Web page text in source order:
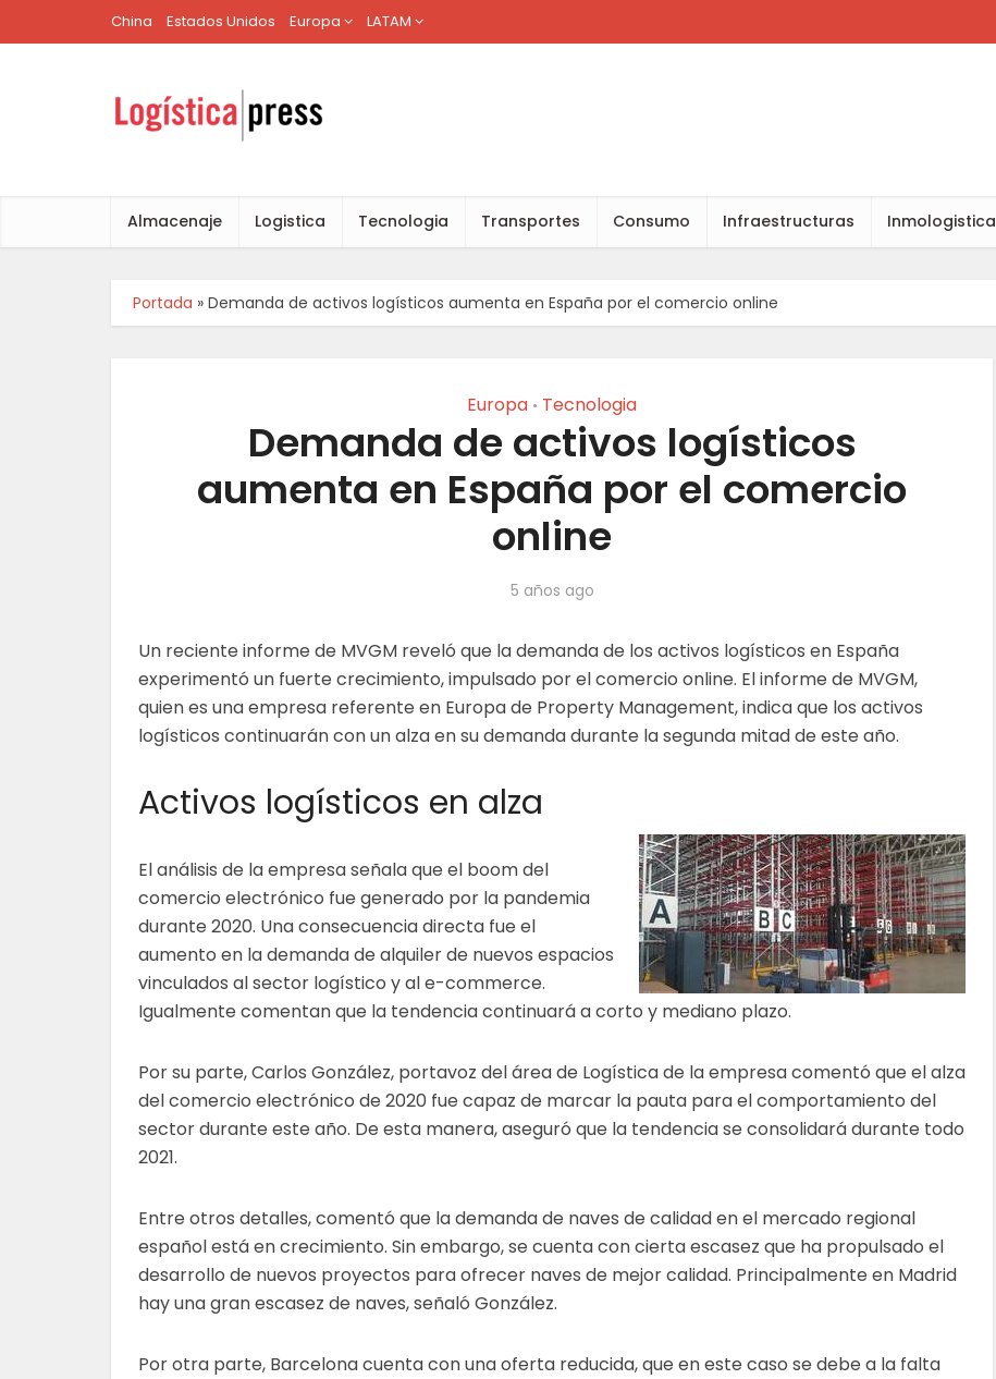
China Estados Unidos Europa LATAM
Almacenaje Logistica Tecnologia Transportes Consumo Infraestructuras Inmologistica
Portada » Demanda de activos logísticos aumenta en España por el comercio online
Europa • Tecnologia
Demanda de activos logísticos
aumenta en España por el comercio
online
5 años ago
Un reciente informe de MVGM reveló que la demanda de los activos logísticos en España
experimentó un fuerte crecimiento, impulsado por el comercio online. El informe de MVGM,
quien es una empresa referente en Europa de Property Management, indica que los activos
logísticos continuarán con un alza en su demanda durante la segunda mitad de este año.
Activos logísticos en alza
El análisis de la empresa señala que el boom del
comercio electrónico fue generado por la pandemia
durante 2020. Una consecuencia directa fue el
aumento en la demanda de alquiler de nuevos espacios
vinculados al sector logístico y al e-commerce.
Igualmente comentan que la tendencia continuará a corto y mediano plazo.
Por su parte, Carlos González, portavoz del área de Logística de la empresa comentó que el alza
del comercio electrónico de 2020 fue capaz de marcar la pauta para el comportamiento del
sector durante este año. De esta manera, aseguró que la tendencia se consolidará durante todo
2021.
Entre otros detalles, comentó que la demanda de naves de calidad en el mercado regional
español está en crecimiento. Sin embargo, se cuenta con cierta escasez que ha propulsado el
desarrollo de nuevos proyectos para ofrecer naves de mejor calidad. Principalmente en Madrid
hay una gran escasez de naves, señaló González.
Por otra parte, Barcelona cuenta con una oferta reducida, que en este caso se debe a la falta